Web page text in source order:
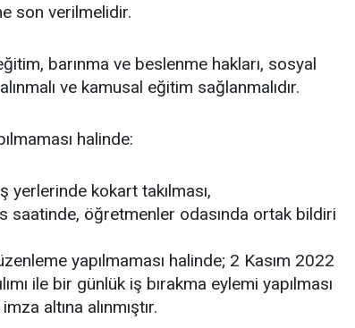
son verilmelidir.
barınma ve beslenme hakları, sosyal
ve kamusal eğitim sağlanmalıdır.
halinde:
kokart takılması,
öğretmenler odasında ortak bildiri
yapılmaması halinde; 2 Kasım 2022
ile bir günlük iş bırakma eylemi yapılması
altına alınmıştır.